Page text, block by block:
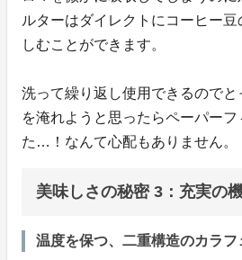
ルターはダイレクトにコーヒー
しむことができます。
洗って繰り返し使用できるので
を淹れようと思ったらペーパー
た…！なんて心配もありません。
美味しさの秘密 3：充実の
温度を保つ、二重構造のカラフ